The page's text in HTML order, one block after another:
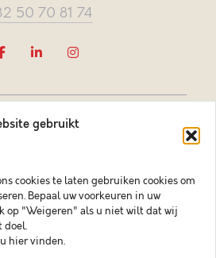
gebruikt
cookies te laten gebruiken cookies om
Bepaal uw voorkeuren in uw
"Weigeren" als u niet wilt dat wij
doel.
hier vinden.
50 70 81 74
BIV België BIV 505084
BTW-BE 0878.744.081 BA &
Belgium (polisnr. 730.390.160)